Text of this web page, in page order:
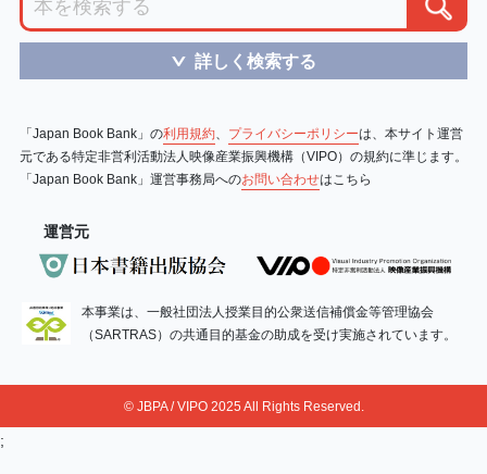
＞ 詳しく検索する
「Japan Book Bank」の利用規約、 プライバシーポリシーは、本サイト運営
元である特定非営利活動法人映像産業振興機構（VIPO）の規約に準じます。
「Japan Book Bank」運営事務局へのお問い合わせはこちら
運営元
本事業は、一般社団法人授業目的公衆送信補償金等管理協会
（SARTRAS）の共通目的基金の助成を受け実施されています。
© JBPA / VIPO 2025 All Rights Reserved.
;